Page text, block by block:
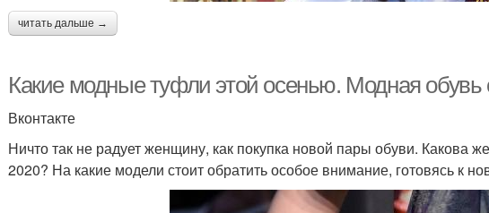
читать дальше →
Какие модные туфли этой осенью. Модная обувь
Вконтакте
Ничто так не радует женщину, как покупка новой пары обуви. Какова
2020? На какие модели стоит обратить особое внимание, готовясь к